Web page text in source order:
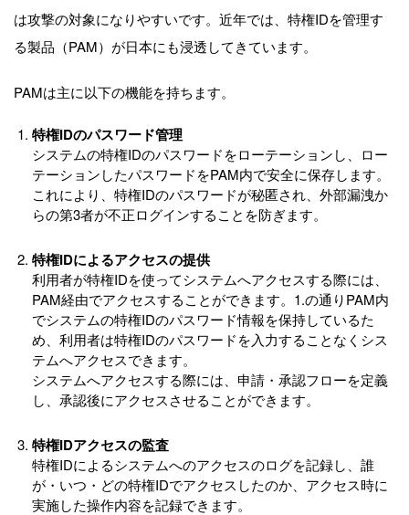
は攻撃の対象になりやすいです。近年では、特権IDを管理す
る製品（PAM）が日本にも浸透してきています。
PAMは主に以下の機能を持ちます。
特権IDのパスワード管理
システムの特権IDのパスワードをローテーションし、ロー
テーションしたパスワードをPAM内で安全に保存します。
これにより、特権IDのパスワードが秘匿され、外部漏洩か
らの第3者が不正ログインすることを防ぎます。
特権IDによるアクセスの提供
利用者が特権IDを使ってシステムへアクセスする際には、
PAM経由でアクセスすることができます。1.の通りPAM内
でシステムの特権IDのパスワード情報を保持しているた
め、利用者は特権IDのパスワードを入力することなくシス
テムへアクセスできます。
システムへアクセスする際には、申請・承認フローを定義
し、承認後にアクセスさせることができます。
特権IDアクセスの監査
特権IDによるシステムへのアクセスのログを記録し、誰
が・いつ・どの特権IDでアクセスしたのか、アクセス時に
実施した操作内容を記録できます。